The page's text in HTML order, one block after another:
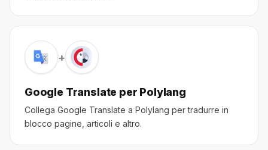
+
Google Translate per Polylang
Collega Google Translate a Polylang per tradurre in
blocco pagine, articoli e altro.